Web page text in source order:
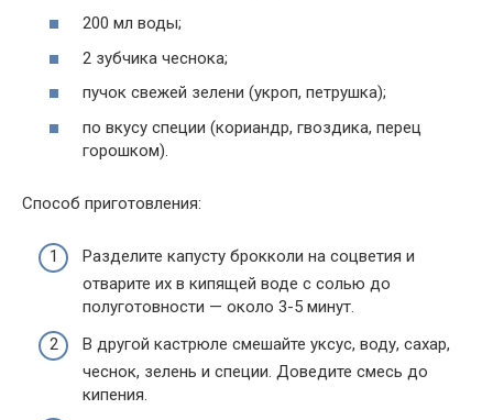
200 мл воды;
2 зубчика чеснока;
пучок свежей зелени (укроп, петрушка);
по вкусу специи (кориандр, гвоздика, перец
горошком).
Способ приготовления:
Разделите капусту брокколи на соцветия и
отварите их в кипящей воде с солью до
полуготовности — около 3-5 минут.
В другой кастрюле смешайте уксус, воду, сахар,
чеснок, зелень и специи. Доведите смесь до
кипения.